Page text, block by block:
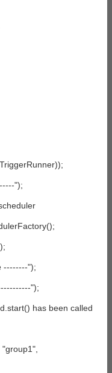
");
--------");
");
has been called
"group1",